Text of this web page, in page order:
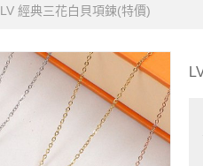
LV 經典三花白貝項鍊(特價)